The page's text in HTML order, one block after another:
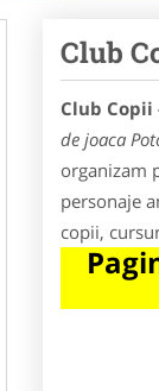
Club
Club Copii
de joaca
organizam
personaje
copii,